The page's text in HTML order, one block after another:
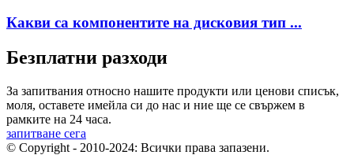
Какви са компонентите на дисковия тип ...
Безплатни разходи
За запитвания относно нашите продукти или ценови списък,
моля, оставете имейла си до нас и ние ще се свържем в
рамките на 24 часа.
запитване сега
© Copyright - 2010-2024: Всички права запазени.